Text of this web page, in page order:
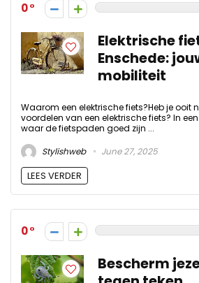
0
Elektrische
Enschede:
mobiliteit
Waarom een elektrische fiets?Heb je ooit
voordelen van een elektrische fiets? In
waar de fietspaden goed zijn ...
Stylishweb
June 27, 2025
LEES VERDER
0
Bescherm